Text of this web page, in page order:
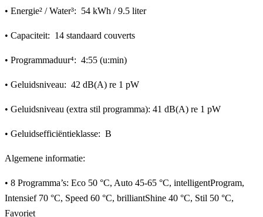
• Energie² / Water³: 54 kWh / 9.5 liter
• Capaciteit: 14 standaard couverts
• Programmaduur⁴: 4:55 (u:min)
• Geluidsniveau: 42 dB(A) re 1 pW
• Geluidsniveau (extra stil programma): 41 dB(A) re 1 pW
• Geluidsefficiëntieklasse: B
Algemene informatie:
• 8 Programma’s: Eco 50 °C, Auto 45-65 °C, intelligentProgram,
Intensief 70 °C, Speed 60 °C, brilliantShine 40 °C, Stil 50 °C,
Favoriet